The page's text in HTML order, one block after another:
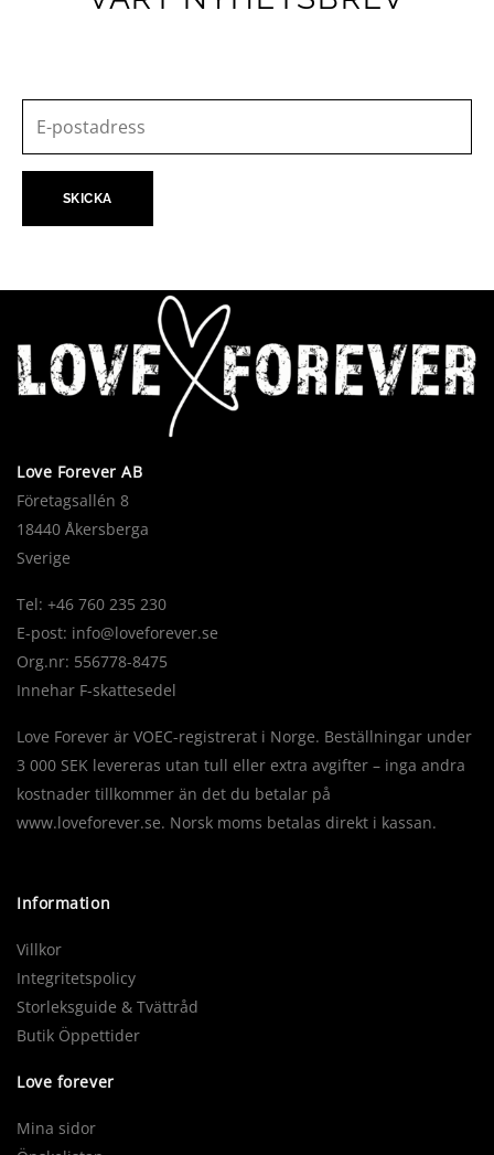
Love Forever AB
Företagsallén 8
18440 Åkersberga
Sverige
Tel: +46 760 235 230
E-post: info@loveforever.se
Org.nr: 556778-8475
Innehar F-skattesedel
Love Forever är VOEC-registrerat i Norge. Beställningar under
3 000 SEK levereras utan tull eller extra avgifter – inga andra
kostnader tillkommer än det du betalar på
www.loveforever.se. Norsk moms betalas direkt i kassan.
Information
Villkor
Integritetspolicy
Storleksguide & Tvättråd
Butik Öppettider
Love forever
Mina sidor